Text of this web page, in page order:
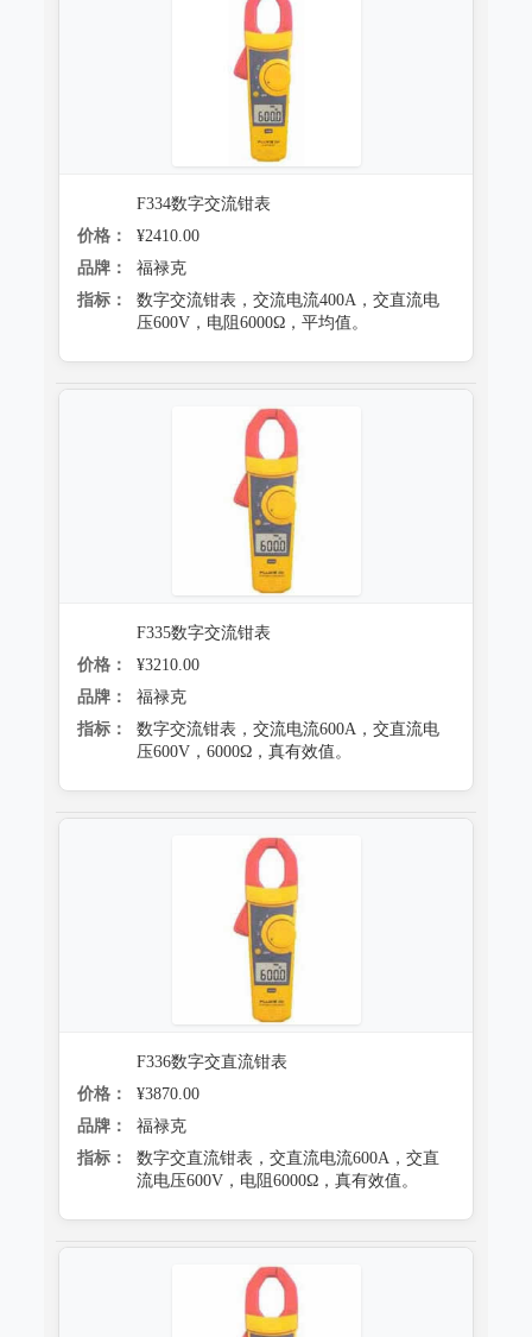
F334数字交流钳表
价格：
¥2410.00
品牌：
福禄克
指标：
数字交流钳表，交流电流400A，交直流电
压600V，电阻6000Ω，平均值。
F335数字交流钳表
价格：
¥3210.00
品牌：
福禄克
指标：
数字交流钳表，交流电流600A，交直流电
压600V，6000Ω，真有效值。
F336数字交直流钳表
价格：
¥3870.00
品牌：
福禄克
指标：
数字交直流钳表，交直流电流600A，交直
流电压600V，电阻6000Ω，真有效值。